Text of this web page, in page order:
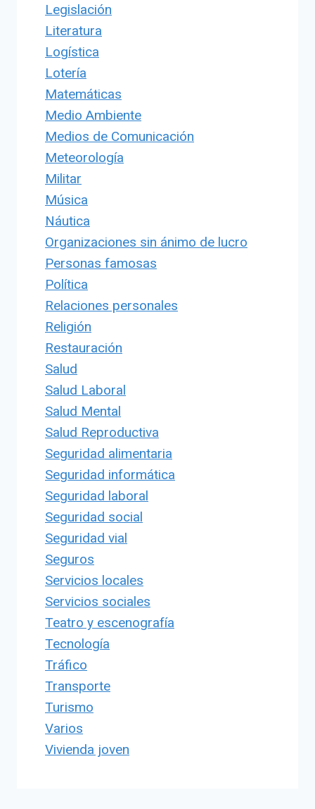
Legislación
Literatura
Logística
Lotería
Matemáticas
Medio Ambiente
Medios de Comunicación
Meteorología
Militar
Música
Náutica
Organizaciones sin ánimo de lucro
Personas famosas
Política
Relaciones personales
Religión
Restauración
Salud
Salud Laboral
Salud Mental
Salud Reproductiva
Seguridad alimentaria
Seguridad informática
Seguridad laboral
Seguridad social
Seguridad vial
Seguros
Servicios locales
Servicios sociales
Teatro y escenografía
Tecnología
Tráfico
Transporte
Turismo
Varios
Vivienda joven